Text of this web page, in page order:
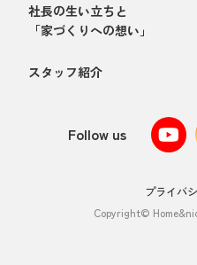
社長の生い立ちと
「家づくりへの想い」
スタッフ紹介
Follow us
プライバ
Copyright©